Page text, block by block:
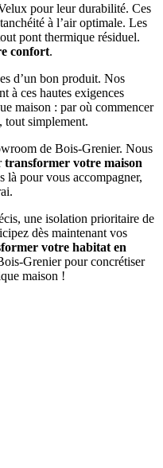
pour leur durabilité. Ces
à l’air optimale. Les
pont thermique résiduel.
confort.
d’un bon produit. Nos
à ces hautes exigences
maison : par où commencer
, tout simplement.
de Bois-Grenier. Nous
transformer votre maison
là pour vous accompagner,
une isolation prioritaire de
dès maintenant vos
votre habitat en
Grenier pour concrétiser
maison !